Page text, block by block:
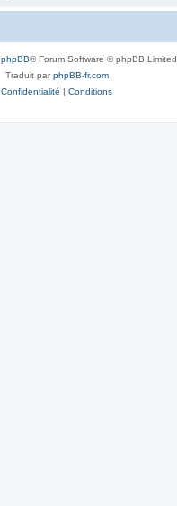
phpBB® Forum Software © phpBB Limited
Traduit parphpBB-fr.com
Confidentialité | Conditions